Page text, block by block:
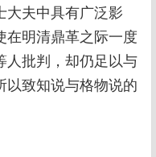
大夫中具有广泛影
在明清鼎革之际一度
人批判，却仍足以与
以致知说与格物说的